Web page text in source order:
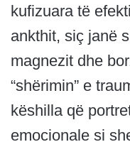
kufizuara të
ankthit, siç janë
magnezit dhe
“shërimin” e
këshilla që
emocionale si